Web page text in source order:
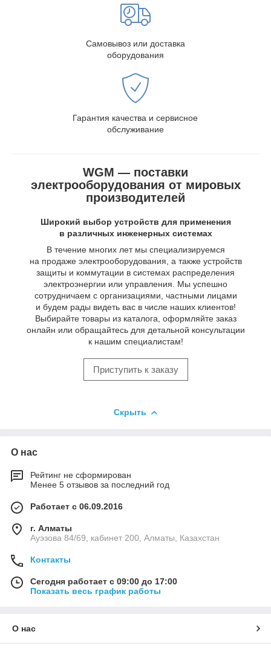
Самовывоз или доставка
оборудования
Гарантия качества и сервисное
обслуживание
WGM — поставки
электрооборудования от мировых
производителей
Широкий выбор устройств для применения
в различных инженерных системах
В течение многих лет мы специализируемся
на продаже электрооборудования, а также устройств
защиты и коммутации в системах распределения
электроэнергии или управления. Мы успешно
сотрудничаем с организациями, частными лицами
и будем рады видеть вас в числе наших клиентов!
Выбирайте товары из каталога, оформляйте заказ
онлайн или обращайтесь для детальной консультации
к нашим специалистам!
Приступить к заказу
Скрыть
О нас
Рейтинг не сформирован
Менее 5 отзывов за последний год
Работает с 06.09.2016
г. Алматы
Ауэзова 84/69, кабинет 200, Алматы, Казахстан
Контакты
Сегодня работает с 09:00 до 17:00
Показать весь график работы
О нас